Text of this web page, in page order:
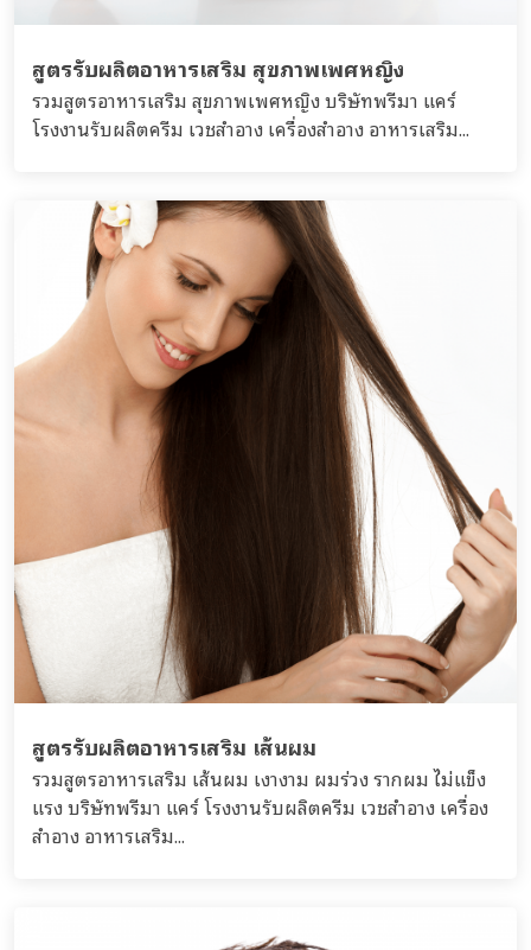
สูตรรับผลิตอาหารเสริม สุขภาพเพศหญิง
รวมสูตรอาหารเสริม สุขภาพเพศหญิง บริษัทพรีมา แคร์
โรงงานรับผลิตครีม เวชสำอาง เครื่องสำอาง อาหารเสริม...
สูตรรับผลิตอาหารเสริม เส้นผม
รวมสูตรอาหารเสริม เส้นผม เงางาม ผมร่วง รากผม ไ่ม่แข็ง
แรง บริษัทพรีมา แคร์ โรงงานรับผลิตครีม เวชสำอาง เครื่อง
สำอาง อาหารเสริม...